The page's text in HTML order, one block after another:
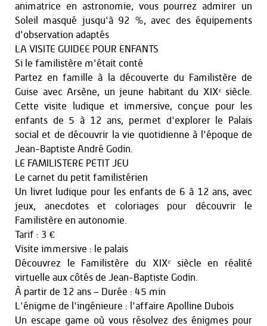
animatrice en astronomie, vous pourrez admirer un
Soleil masqué jusqu'à 92 %, avec des équipements
d'observation adaptés
LA VISITE GUIDEE POUR ENFANTS
Si le familistère m'était conté
Partez en famille à la découverte du Familistère de
Guise avec Arsène, un jeune habitant du XIXᵉ siècle.
Cette visite ludique et immersive, conçue pour les
enfants de 5 à 12 ans, permet d'explorer le Palais
social et de découvrir la vie quotidienne à l'époque de
Jean-Baptiste André Godin.
LE FAMILISTERE PETIT JEU
Le carnet du petit familistérien
Un livret ludique pour les enfants de 6 à 12 ans, avec
jeux, anecdotes et coloriages pour découvrir le
Familistère en autonomie.
Tarif : 3 €
Visite immersive : le palais
Découvrez le Familistère du XIXᵉ siècle en réalité
virtuelle aux côtés de Jean-Baptiste Godin.
À partir de 12 ans – Durée : 45 min
L'énigme de l'ingénieure : l'affaire Apolline Dubois
Un escape game où vous résolvez des énigmes pour